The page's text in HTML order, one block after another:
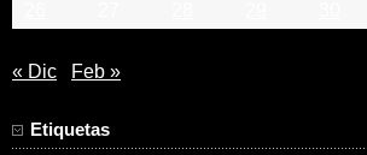
« Dic Feb »
Etiquetas